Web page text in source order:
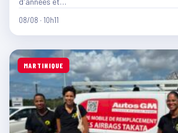
08/08 · 10h11
MARTINIQUE